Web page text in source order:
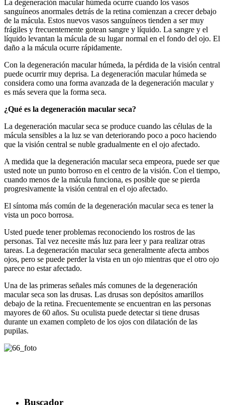
La degeneración macular húmeda ocurre cuando los vasos
sanguíneos anormales detrás de la retina comienzan a crecer debajo
de la mácula. Estos nuevos vasos sanguíneos tienden a ser muy
frágiles y frecuentemente gotean sangre y líquido. La sangre y el
líquido levantan la mácula de su lugar normal en el fondo del ojo. El
daño a la mácula ocurre rápidamente.
Con la degeneración macular húmeda, la pérdida de la visión central
puede ocurrir muy deprisa. La degeneración macular húmeda se
considera como una forma avanzada de la degeneración macular y
es más severa que la forma seca.
¿Qué es la degeneración macular seca?
La degeneración macular seca se produce cuando las células de la
mácula sensibles a la luz se van deteriorando poco a poco haciendo
que la visión central se nuble gradualmente en el ojo afectado.
A medida que la degeneración macular seca empeora, puede ser que
usted note un punto borroso en el centro de la visión. Con el tiempo,
cuando menos de la mácula funciona, es posible que se pierda
progresivamente la visión central en el ojo afectado.
El síntoma más común de la degeneración macular seca es tener la
vista un poco borrosa.
Usted puede tener problemas reconociendo los rostros de las
personas. Tal vez necesite más luz para leer y para realizar otras
tareas. La degeneración macular seca generalmente afecta ambos
ojos, pero se puede perder la vista en un ojo mientras que el otro ojo
parece no estar afectado.
Una de las primeras señales más comunes de la degeneración
macular seca son las drusas. Las drusas son depósitos amarillos
debajo de la retina. Frecuentemente se encuentran en las personas
mayores de 60 años. Su oculista puede detectar si tiene drusas
durante un examen completo de los ojos con dilatación de las
pupilas.
Buscador